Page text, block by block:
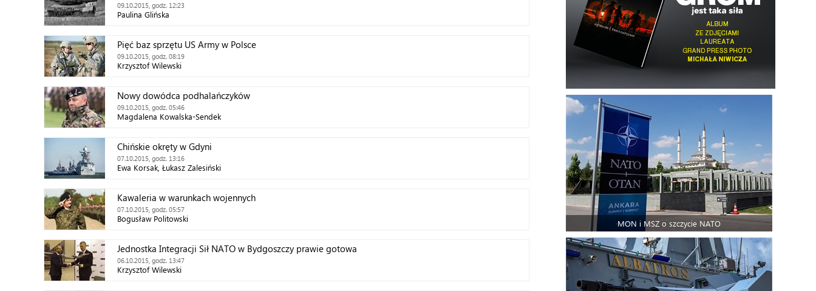
09.10.2015, godz. 12:23
Paulina Glińska
Pięć baz sprzętu US Army w Polsce
09.10.2015, godz. 08:19
Krzysztof Wilewski
Nowy dowódca podhalańczyków
09.10.2015, godz. 05:46
Magdalena Kowalska-Sendek
Chińskie okręty w Gdyni
07.10.2015, godz. 13:16
Ewa Korsak, Łukasz Zalesiński
Kawaleria w warunkach wojennych
07.10.2015, godz. 05:57
Bogusław Politowski
Jednostka Integracji Sił NATO w Bydgoszczy prawie gotowa
06.10.2015, godz. 13:47
Krzysztof Wilewski
MON i MSZ o szczycie NATO